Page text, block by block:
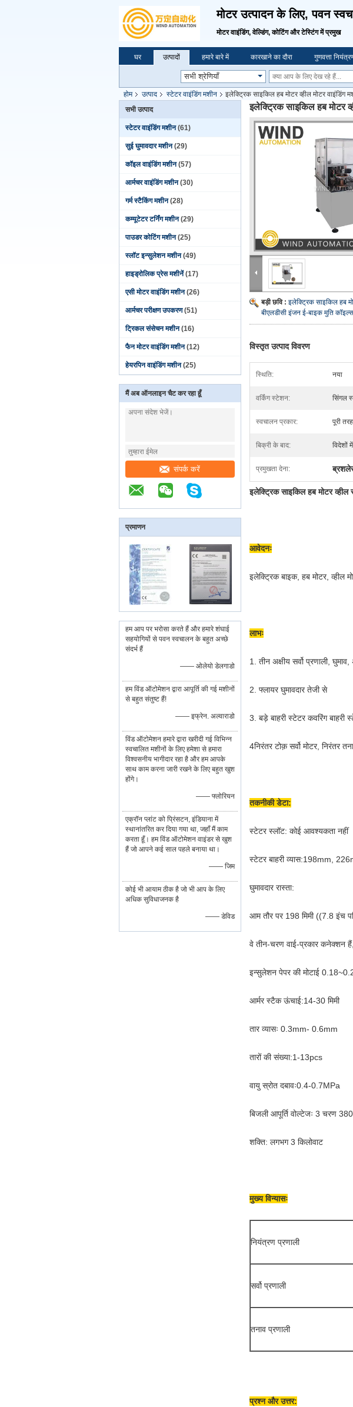
मोटर उत्पादन के लिए, पवन
मोटर वाइंडिंग, वेल्डिंग, कोटिंग और टेस्टिंग में प्रमुख
घर उत्पादों हमारे बारे में कारखाने का दौरा गुणवत्ता
होम उत्पाद स्टेटर वाइंडिंग मशीन
इलेक्ट्रिक साइकिल हब मोटर व्हील मोटर वाइंडिंग
सभी उत्पाद
स्टेटर वाइंडिंग मशीन (61)
सुई घुमावदार मशीन (29)
कॉइल वाइंडिंग मशीन (57)
आर्मचर वाइंडिंग मशीन (30)
गर्म स्टैकिंग मशीन (28)
कम्यूटेटर टर्निंग मशीन (29)
पाउडर कोटिंग मशीन (25)
स्लॉट इन्सुलेशन मशीन (49)
हाइड्रोलिक प्रेस मशीनें (17)
एसी मोटर वाइंडिंग मशीन (26)
आर्मचर परीक्षण उपकरण (51)
ट्रिकल संसेचन मशीन (16)
फैन मोटर वाइंडिंग मशीन (12)
हेयरपिन वाइंडिंग मशीन (25)
मैं अब ऑनलाइन चैट कर रहा हूँ
संपर्क करें
प्रमाणन
हम आप पर भरोसा करते हैं और हमारे शंघाई
सहयोगियों से पवन स्वचालन के बहुत अच्छे
संदर्भ हैं
—— ओलेयो डेलगाडो
हम विंड ऑटोमेशन द्वारा आपूर्ति की गई मशीनों
से बहुत संतुष्ट हैं!
—— इफ्रेन. अल्वाराडो
विंड ऑटोमेशन हमारे द्वारा खरीदी गई विभिन्न
स्वचालित मशीनों के लिए हमेशा से हमारा
विश्वसनीय भागीदार रहा है और हम आपके
साथ काम करना जारी रखने के लिए बहुत खुश
होंगे।
—— फ्लोरियन
एक्रॉन प्लांट को प्रिंसटन, इंडियाना में
स्थानांतरित कर दिया गया था, जहाँ मैं काम
करता हूँ। हम विंड ऑटोमेशन वाइंडर से खुश
हैं जो आपने कई साल पहले बनाया था।
—— जिम
कोई भी आयाम ठीक है जो भी आप के लिए
अधिक सुविधाजनक है
—— डेविड
इलेक्ट्रिक साइकिल हब मोटर
बड़ी छवि : इलेक्ट्रिक साइकिल हब
बीएलडीसी इंजन ई-बाइक मुति कॉइल्स
विस्तृत उत्पाद विवरण
स्थिति: नया
वर्किंग स्टेशन: सिंगल
स्वचालन प्रकार: पूरी
बिक्री के बाद: विदेशों
प्रमुखता देना:
इलेक्ट्रिक साइकिल हब मोटर
आवेदनः
इलेक्ट्रिक बाइक, हब मोटर, व्हील
लाभः
1. तीन अक्षीय सर्वो प्रणाली,
2. फ्लायर घुमावदार तेजी से
3. बड़े बाहरी स्टेटर कवरिंग
4निरंतर टोक़ सर्वो मोटर, निरंतर
तकनीकी डेटा:
स्टेटर स्लॉट: कोई आवश्यकता नहीं
स्टेटर बाहरी व्यास:198mm,
घुमावदार रास्ता:
आम तौर पर 198 मिमी ((7.8 इंच
वे तीन-चरण वाई-प्रकार कनेक्शन
इन्सुलेशन पेपर की मोटाई
आर्मर स्टैक ऊंचाई:14-30 मिमी
तार व्यासः 0.3mm- 0.6mm
तारों की संख्या:1-13pcs
वायु स्रोत दबावः0.4-0.7MPa
बिजली आपूर्ति वोल्टेजः 3 चरण
शक्ति: लगभग 3 किलोवाट
मुख्य विन्यासः
नियंत्रण प्रणाली
सर्वो प्रणाली
तनाव प्रणाली
प्रश्न और उत्तर: